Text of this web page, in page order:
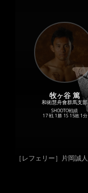
牧ヶ谷 篤
和術慧舟會群馬支部
SHOOTO戦績
17 戦 1勝 1S 15敗 1分
［レフェリー］片岡誠人